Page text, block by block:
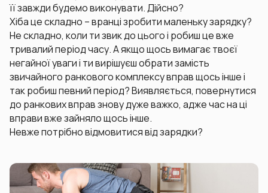
її завжди будемо виконувати. Дійсно?
Хіба це складно – вранці зробити маленьку зарядку?
Не складно, коли ти звик до цього і робиш це вже
тривалий період часу. А якщо щось вимагає твоєї
негайної уваги і ти вирішуєш обрати замість
звичайного ранкового комплексу вправ щось інше і
так робиш певний період? Виявляється, повернутися
до ранкових вправ знову дуже важко, адже час на ці
вправи вже зайняло щось інше.
Невже потрібно відмовитися від зарядки?